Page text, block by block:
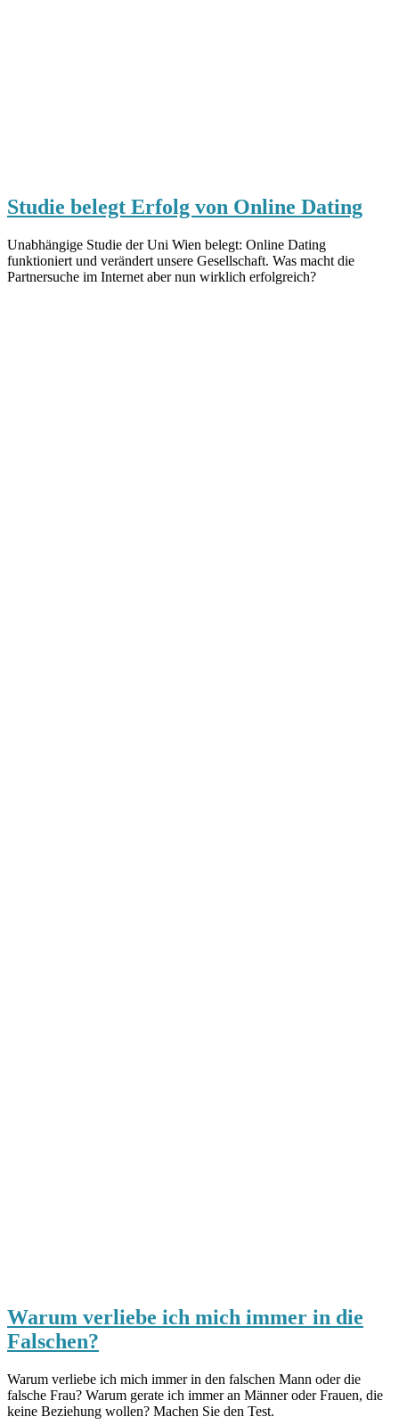
Studie belegt Erfolg von Online Dating
Unabhängige Studie der Uni Wien belegt: Online Dating
funktioniert und verändert unsere Gesellschaft. Was macht die
Partnersuche im Internet aber nun wirklich erfolgreich?
Warum verliebe ich mich immer in die
Falschen?
Warum verliebe ich mich immer in den falschen Mann oder die
falsche Frau? Warum gerate ich immer an Männer oder Frauen, die
keine Beziehung wollen? Machen Sie den Test.